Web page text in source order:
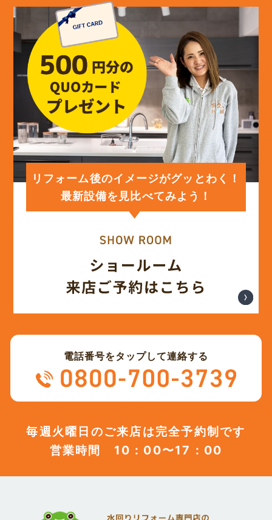
2024年5月 (13)
2024年4月
2024年3月 (12)
2024年2月 (12)
2024年1月 (12)
2023年12月 (12)
2023年10月 (12)
2023年8月 (12)
2023年6月 (12)
リフォーム後のイメージがグッとわく！
最新設備を見比べてみよう！
電話番号をタップして連絡する
毎週火曜日のご来店は完全予約制です
営業時間 10：00〜17：00